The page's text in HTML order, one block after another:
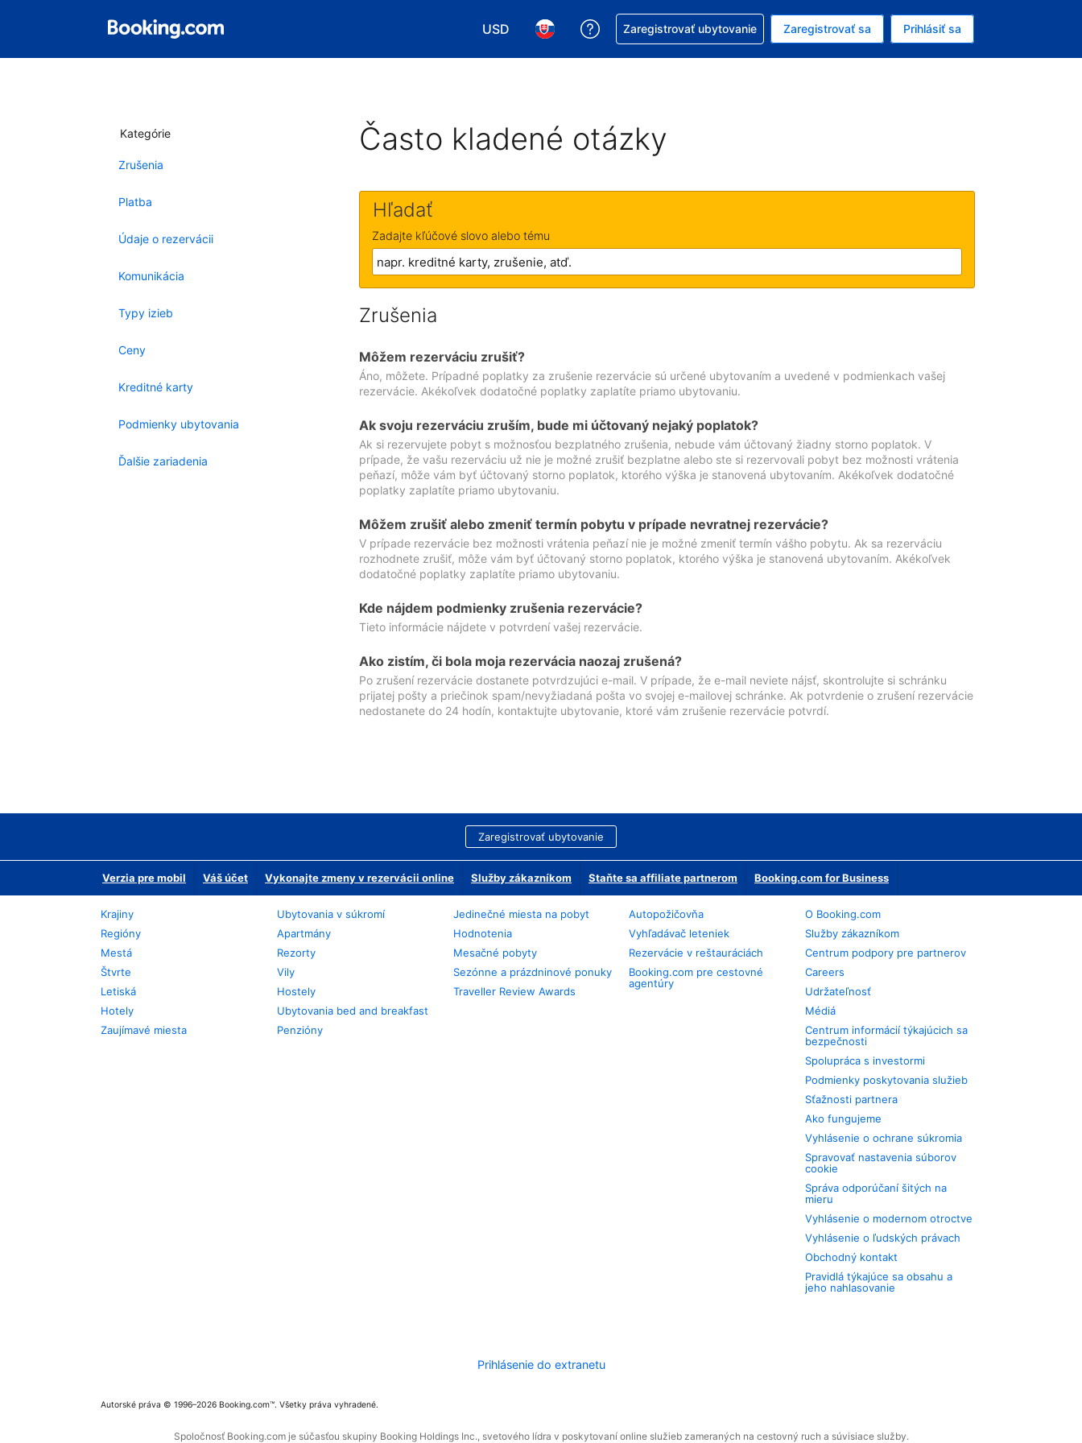
USD
Vybrať menu. Momentálne máte zvolenú menu Americký dolár
Vybrať jazyk. Momentálne máte zvolený jazyk V slovenčine
Získajte pomoc s rezerváciou
Zaregistrovať ubytovanie Zaregistrovať sa Prihlásiť sa
Kategórie
Zrušenia
Platba
Údaje o rezervácii
Komunikácia
Typy izieb
Ceny
Kreditné karty
Podmienky ubytovania
Ďalšie zariadenia
Často kladené otázky
Hľadať
Zadajte kľúčové slovo alebo tému
Zrušenia
Môžem rezerváciu zrušiť?
Áno, môžete. Prípadné poplatky za zrušenie rezervácie sú určené ubytovaním a uvedené v podmienkach vašej
rezervácie. Akékoľvek dodatočné poplatky zaplatíte priamo ubytovaniu.
Ak svoju rezerváciu zruším, bude mi účtovaný nejaký poplatok?
Ak si rezervujete pobyt s možnosťou bezplatného zrušenia, nebude vám účtovaný žiadny storno poplatok. V
prípade, že vašu rezerváciu už nie je možné zrušiť bezplatne alebo ste si rezervovali pobyt bez možnosti vrátenia
peňazí, môže vám byť účtovaný storno poplatok, ktorého výška je stanovená ubytovaním. Akékoľvek dodatočné
poplatky zaplatíte priamo ubytovaniu.
Môžem zrušiť alebo zmeniť termín pobytu v prípade nevratnej rezervácie?
V prípade rezervácie bez možnosti vrátenia peňazí nie je možné zmeniť termín vášho pobytu. Ak sa rezerváciu
rozhodnete zrušiť, môže vám byť účtovaný storno poplatok, ktorého výška je stanovená ubytovaním. Akékoľvek
dodatočné poplatky zaplatíte priamo ubytovaniu.
Kde nájdem podmienky zrušenia rezervácie?
Tieto informácie nájdete v potvrdení vašej rezervácie.
Ako zistím, či bola moja rezervácia naozaj zrušená?
Po zrušení rezervácie dostanete potvrdzujúci e-mail. V prípade, že e-mail neviete nájsť, skontrolujte si schránku
prijatej pošty a priečinok spam/nevyžiadaná pošta vo svojej e-mailovej schránke. Ak potvrdenie o zrušení rezervácie
nedostanete do 24 hodín, kontaktujte ubytovanie, ktoré vám zrušenie rezervácie potvrdí.
Zaregistrovať ubytovanie
Verzia pre mobil Váš účet Vykonajte zmeny v rezervácii online Služby zákazníkom Staňte sa affiliate partnerom Booking.com for Business
Krajiny
Regióny
Mestá
Štvrte
Letiská
Hotely
Zaujímavé miesta
Ubytovania v súkromí
Apartmány
Rezorty
Vily
Hostely
Ubytovania bed and breakfast
Penzióny
Jedinečné miesta na pobyt
Hodnotenia
Mesačné pobyty
Sezónne a prázdninové ponuky
Traveller Review Awards
Autopožičovňa
Vyhľadávač leteniek
Rezervácie v reštauráciách
Booking.com pre cestovné
agentúry
O Booking.com
Služby zákazníkom
Centrum podpory pre partnerov
Careers
Udržateľnosť
Médiá
Centrum informácií týkajúcich sa
bezpečnosti
Spolupráca s investormi
Podmienky poskytovania služieb
Sťažnosti partnera
Ako fungujeme
Vyhlásenie o ochrane súkromia
Spravovať nastavenia súborov
cookie
Správa odporúčaní šitých na
mieru
Vyhlásenie o modernom otroctve
Vyhlásenie o ľudských právach
Obchodný kontakt
Pravidlá týkajúce sa obsahu a
jeho nahlasovanie
Prihlásenie do extranetu
Autorské práva © 1996–2026 Booking.com™. Všetky práva vyhradené.
Spoločnosť Booking.com je súčasťou skupiny Booking Holdings Inc., svetového lídra v poskytovaní online služieb zameraných na cestovný ruch a súvisiace služby.